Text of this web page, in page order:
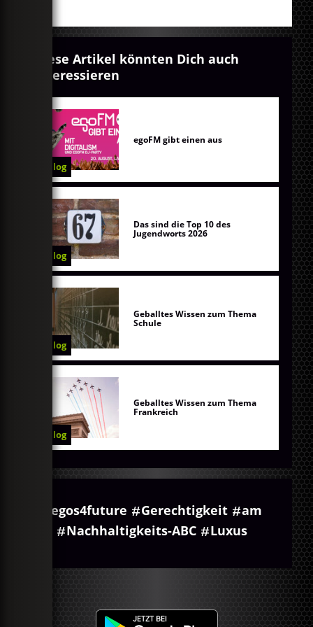
Diese Artikel könnten Dich auch
interessieren
Blog
egoFM gibt einen aus
Blog
Das sind die Top 10 des
Jugendworts 2026
Blog
Geballtes Wissen zum Thema
Schule
Blog
Geballtes Wissen zum Thema
Frankreich
egos4future Gerechtigkeit
am
Nachhaltigkeits-ABC
Luxus